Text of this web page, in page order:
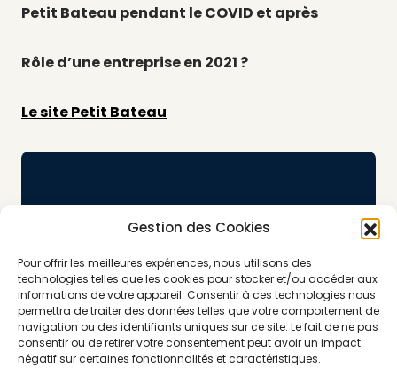
Gestion des Cookies
Pour offrir les meilleures expériences, nous utilisons des
technologies telles que les cookies pour stocker et/ou accéder aux
informations de votre appareil. Consentir à ces technologies nous
permettra de traiter des données telles que votre comportement de
navigation ou des identifiants uniques sur ce site. Le fait de ne pas
consentir ou de retirer votre consentement peut avoir un impact
négatif sur certaines fonctionnalités et caractéristiques.
Petit Bateau pendant le COVID et après
Rôle d’une entreprise en 2021 ?
Le site Petit Bateau